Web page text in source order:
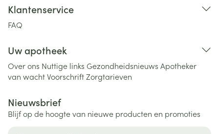
Klantenservice
FAQ
Uw apotheek
Over ons Nuttige links Gezondheidsnieuws Apotheker
van wachtVoorschriftZorgtarieven
Nieuwsbrief
Blijf op de hoogte van nieuwe producten en promoties